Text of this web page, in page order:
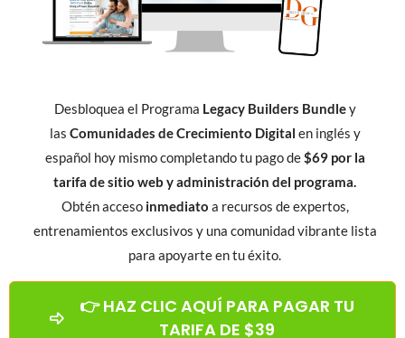
Desbloquea el Programa Legacy Builders Bundley
las Comunidades de Crecimiento Digital en inglés y
español hoy mismo completando tu pago de$69 por la
tarifa de sitio web y administración del programa.
Obtén acceso inmediato a recursos de expertos,
entrenamientos exclusivos y una comunidad vibrante lista
para apoyarte en tu éxito.
👉 HAZ CLIC AQUÍ PARA PAGAR TU
TARIFA DE $39